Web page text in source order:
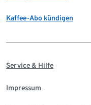
Kaffee-Abo kündigen
Service & Hilfe
Impressum